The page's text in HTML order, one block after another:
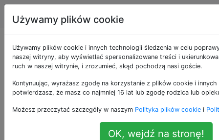
Apple Tagi
iCloud Keychain
przerywa logowanie
do iMessage i
FaceTime
Używamy plików cookie
Używamy plików cookie i innych technologii śledzenia w celu
naszej witryny, aby wyświetlać spersonalizowane treści i
ruch w naszej witrynie, i zrozumieć, skąd pochodzą nasi goście.
Kontynuując, wyrażasz zgodę na korzystanie z plików cookie i
potwierdzasz, że masz co najmniej 16 lat lub zgodę rodzica lub
Możesz przeczytać szczegóły w naszym Polityka plików cookie i
OK, wejdź na stronę!